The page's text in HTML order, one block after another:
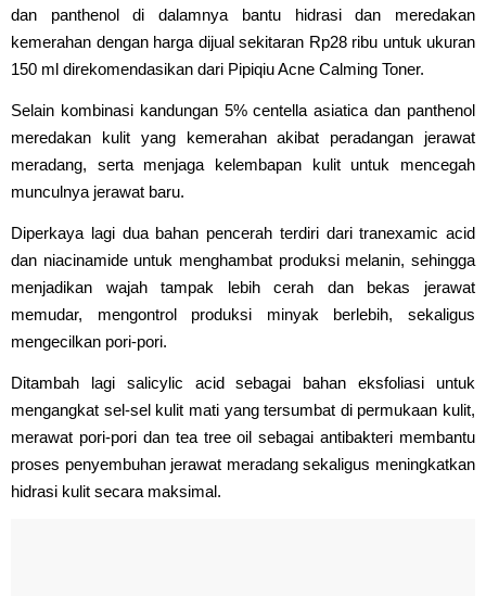
dan panthenol di dalamnya bantu hidrasi dan meredakan
kemerahan dengan harga dijual sekitaran Rp28 ribu untuk ukuran
150 ml direkomendasikan dari Pipiqiu Acne Calming Toner.
Selain kombinasi kandungan 5% centella asiatica dan panthenol
meredakan kulit yang kemerahan akibat peradangan jerawat
meradang, serta menjaga kelembapan kulit untuk mencegah
munculnya jerawat baru.
Diperkaya lagi dua bahan pencerah terdiri dari tranexamic acid
dan niacinamide untuk menghambat produksi melanin, sehingga
menjadikan wajah tampak lebih cerah dan bekas jerawat
memudar, mengontrol produksi minyak berlebih, sekaligus
mengecilkan pori-pori.
Ditambah lagi salicylic acid sebagai bahan eksfoliasi untuk
mengangkat sel-sel kulit mati yang tersumbat di permukaan kulit,
merawat pori-pori dan tea tree oil sebagai antibakteri membantu
proses penyembuhan jerawat meradang sekaligus meningkatkan
hidrasi kulit secara maksimal.